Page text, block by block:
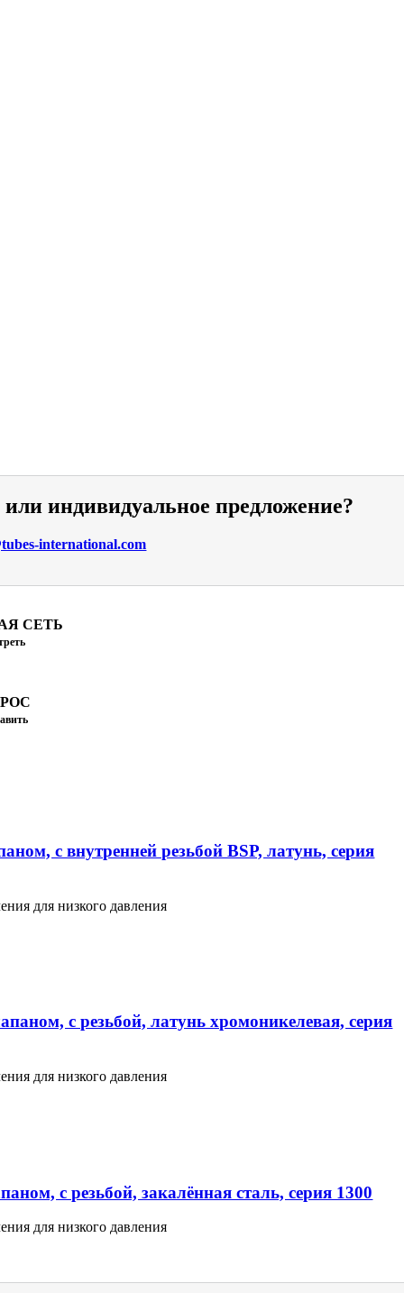
индивидуальное предложение?
international.com
СЕТЬ
с внутренней резьбой BSP, латунь, серия
для низкого давления
с резьбой, латунь хромоникелевая, серия
для низкого давления
с резьбой, закалённая сталь, серия 1300
для низкого давления